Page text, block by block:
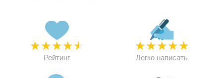
★★★★★
Рейтинг
★★★★★
Легко написать